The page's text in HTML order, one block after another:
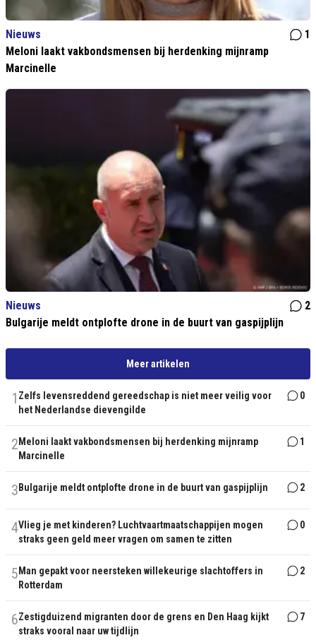
Nieuws
1
Meloni laakt vakbondsmensen bij herdenking mijnramp
Marcinelle
Nieuws
2
Bulgarije meldt ontplofte drone in de buurt van gaspijplijn
Meer artikelen
1 Zelfs levensreddend gereedschap is niet meer veilig voor
het Nederlandse dievengilde
0
2 Meloni laakt vakbondsmensen bij herdenking mijnramp
Marcinelle
1
3 Bulgarije meldt ontplofte drone in de buurt van gaspijplijn 2
4Vlieg je met kinderen? Luchtvaartmaatschappijen mogen
straks geen geld meer vragen om samen te zitten
0
5 Man gepakt voor neersteken willekeurige slachtoffers in
Rotterdam
2
6Zestigduizend migranten door de grens en Den Haag kijkt
straks vooral naar uw tijdlijn
7